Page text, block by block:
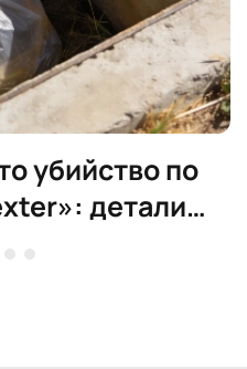
убийство по
детали